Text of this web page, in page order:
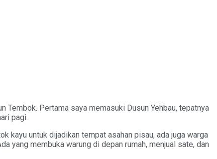
Tembok. Pertama saya memasuki Dusun Yehbau, tepatnya
pagi.
kayu untuk dijadikan tempat asahan pisau, ada juga warga
yang membuka warung di depan rumah, menjual sate, dan